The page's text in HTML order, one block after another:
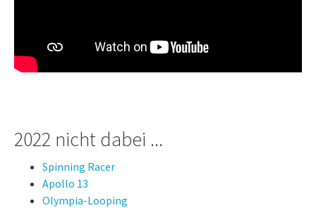
2022 nicht dabei ...
Spinning Racer
Apollo 13
Olympia-Looping